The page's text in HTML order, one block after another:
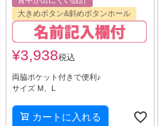
大きめボタン&斜めボタンホール
¥3,938税込
両脇ポケット付きで便利♪
サイズ M、L
カートに入れる